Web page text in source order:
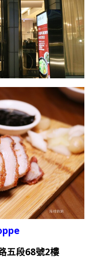
五段68號2樓